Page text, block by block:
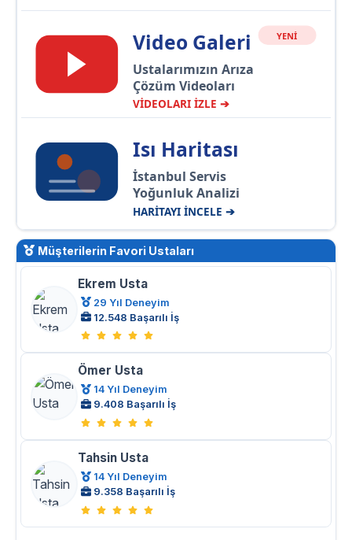
Video Galeri YENİ
Ustalarımızın Arıza
Çözüm Videoları
VİDEOLARI İZLE ➔
Isı Haritası
İstanbul Servis
Yoğunluk Analizi
HARİTAYI İNCELE ➔
Müşterilerin Favori Ustaları
Ekrem Usta
29 Yıl Deneyim
12.548 Başarılı İş
Ömer Usta
14 Yıl Deneyim
9.408 Başarılı İş
Tahsin Usta
14 Yıl Deneyim
9.358 Başarılı İş